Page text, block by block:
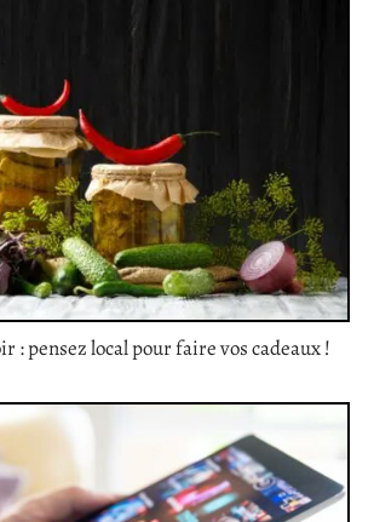
: pensez local pour faire vos cadeaux !